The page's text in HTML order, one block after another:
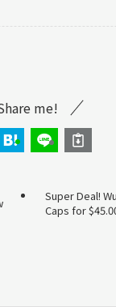
me!
Super Deal!
Caps for